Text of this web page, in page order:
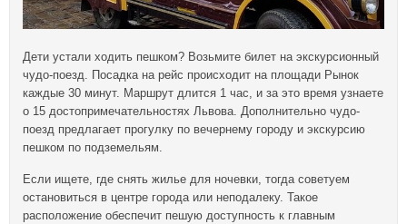
Дети устали ходить пешком? Возьмите билет на экскурсионный
чудо-поезд. Посадка на рейс происходит на площади Рынок
каждые 30 минут. Маршрут длится 1 час, и за это время узнаете
о 15 достопримечательностях Львова. Дополнительно чудо-
поезд предлагает прогулку по вечернему городу и экскурсию
пешком по подземельям.
Если ищете, где снять жилье для ночевки, тогда советуем
остановиться в центре города или неподалеку. Такое
расположение обеспечит пешую доступность к главным